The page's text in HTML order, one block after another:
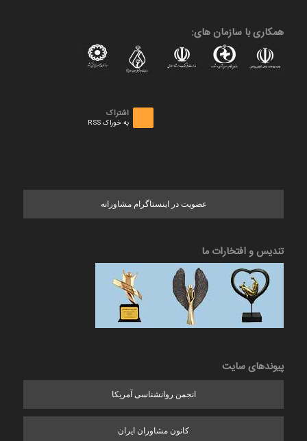
همکاری با سازمان های:
اشتراک
به خوراک RSS
عضویت در اینستاگرام مشاورانه
تندیس و افتخارات ما
پیوندهای سایت
انجمن روانشناسی آمریکا
کانون مشاوران ایران